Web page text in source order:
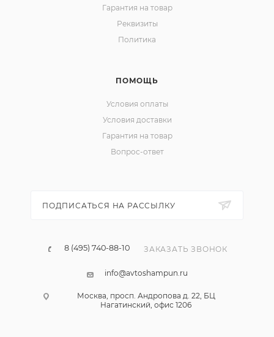
Гарантия на товар
Реквизиты
Политика
ПОМОЩЬ
Условия оплаты
Условия доставки
Гарантия на товар
Вопрос-ответ
ПОДПИСАТЬСЯ НА РАССЫЛКУ
8 (495) 740-88-10 ЗАКАЗАТЬ ЗВОНОК
info@avtoshampun.ru
Москва, просп. Андропова д. 22, БЦ
Нагатинский, офис 1206